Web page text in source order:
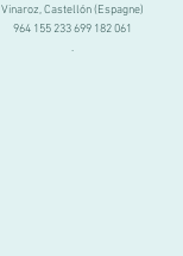
Vinaroz, Castellón (Espagne)
964 155 233 699 182 061
.